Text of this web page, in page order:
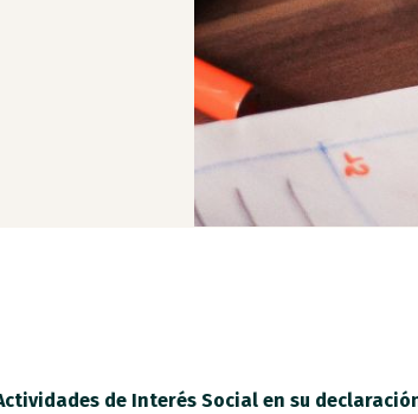
de Interés Social en su